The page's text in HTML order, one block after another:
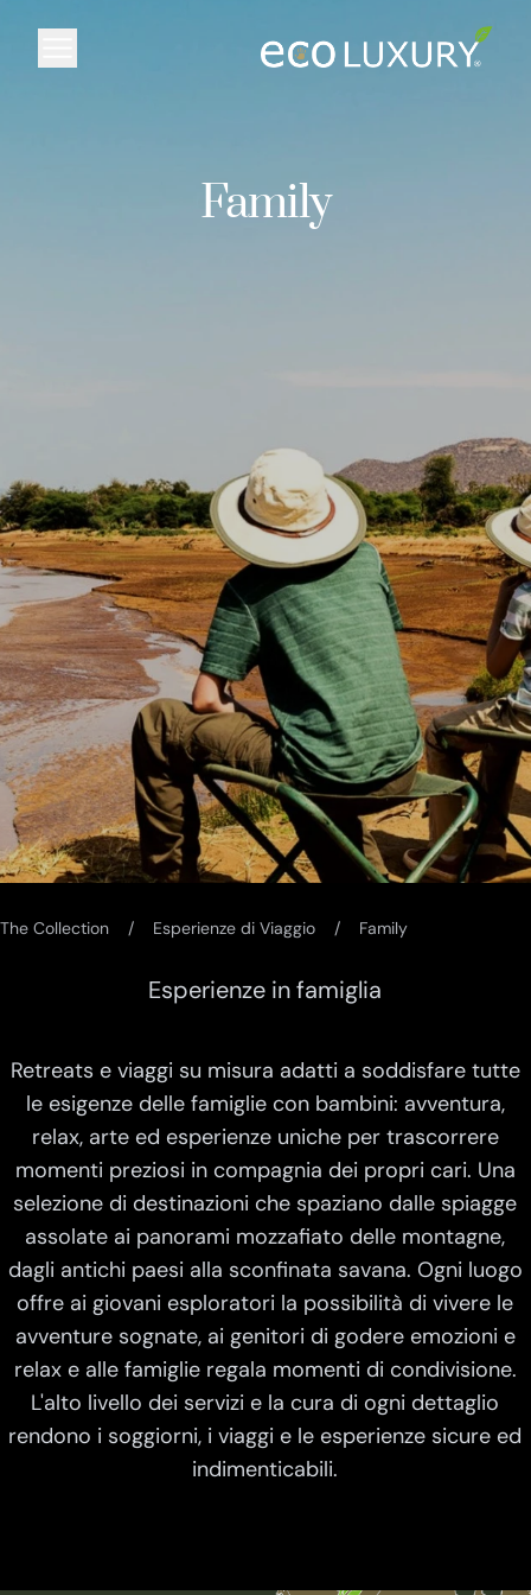
Family
The Collection Esperienze di Viaggio Family
Esperienze in famiglia
Retreats e viaggi su misura adatti a soddisfare tutte
le esigenze delle famiglie con bambini: avventura,
relax, arte ed esperienze uniche per trascorrere
momenti preziosi in compagnia dei propri cari. Una
selezione di destinazioni che spaziano dalle spiagge
assolate ai panorami mozzafiato delle montagne,
dagli antichi paesi alla sconfinata savana. Ogni luogo
offre ai giovani esploratori la possibilità di vivere le
avventure sognate, ai genitori di godere emozioni e
relax e alle famiglie regala momenti di condivisione.
L'alto livello dei servizi e la cura di ogni dettaglio
rendono i soggiorni, i viaggi e le esperienze sicure ed
indimenticabili.